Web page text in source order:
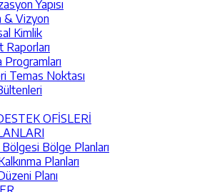
Yapısı
& Vizyon
Kimlik
Raporları
Programları
Temas Noktası
OFİSLERİ
Bölge Planları
Planları
Planı